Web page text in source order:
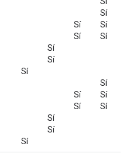
Sí
Sí
Sí
Sí
Sí
Sí
Sí
Sí
Sí
Sí
Sí
Sí
Sí
Sí
Sí
Sí